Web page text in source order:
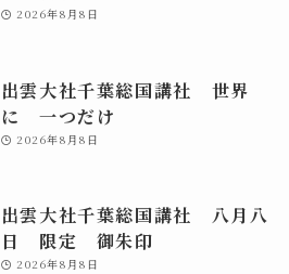
2026年8月8日
出雲大社千葉総国講社 世界
に 一つだけ
2026年8月8日
出雲大社千葉総国講社 八月八
日 限定 御朱印
2026年8月8日